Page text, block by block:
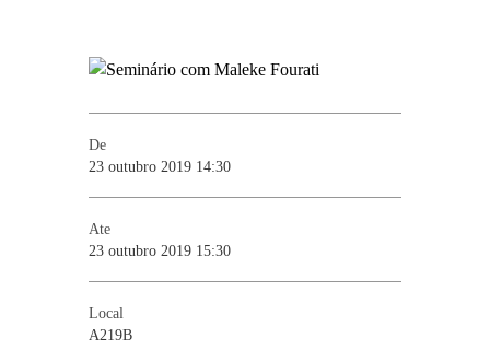
De
23 outubro 2019 14:30
Ate
23 outubro 2019 15:30
Local
A219B